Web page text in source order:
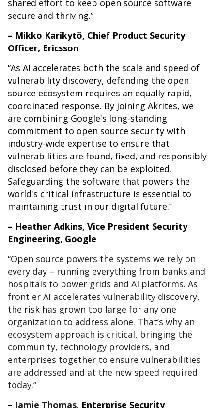
shared effort to keep open source software
secure and thriving.”
– Mikko Karikytö, Chief Product Security
Officer, Ericsson
“As AI accelerates both the scale and speed of
vulnerability discovery, defending the open
source ecosystem requires an equally rapid,
coordinated response. By joining Akrites, we
are combining Google's long-standing
commitment to open source security with
industry-wide expertise to ensure that
vulnerabilities are found, fixed, and responsibly
disclosed before they can be exploited.
Safeguarding the software that powers the
world's critical infrastructure is essential to
maintaining trust in our digital future.”
– Heather Adkins, Vice President Security
Engineering, Google
“Open source powers the systems we rely on
every day – running everything from banks and
hospitals to power grids and AI platforms. As
frontier AI accelerates vulnerability discovery,
the risk has grown too large for any one
organization to address alone. That’s why an
ecosystem approach is critical, bringing the
community, technology providers, and
enterprises together to ensure vulnerabilities
are addressed and at the new speed required
today.”
– Jamie Thomas, Enterprise Security